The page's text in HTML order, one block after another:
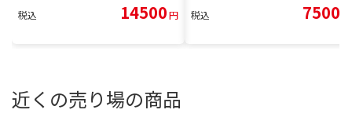
税込 14500円 税込 7500
近くの売り場の商品